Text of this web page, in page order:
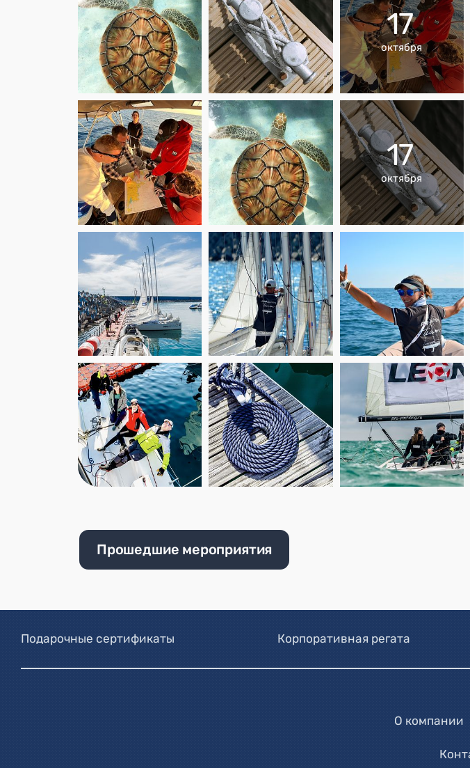
17
октября
17
октября
Прошедшие мероприятия
Подарочные сертификаты Корпоративная регата
О компании